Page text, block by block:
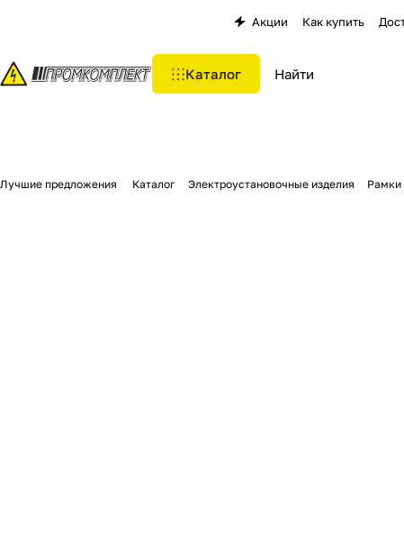
Акции Как купить
Каталог
Лучшие предложения Каталог Электроустановочные изделия Рамки